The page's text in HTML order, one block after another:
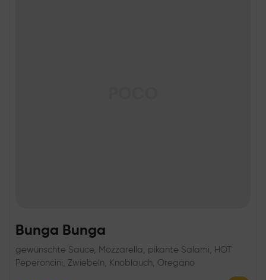
Bunga Bunga
gewünschte Sauce, Mozzarella, pikante Salami, HOT
Peperoncini, Zwiebeln, Knoblauch, Oregano